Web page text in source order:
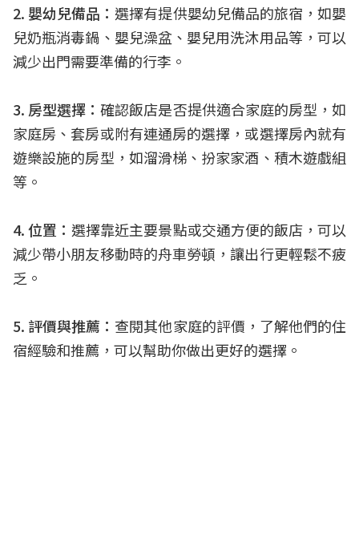
20. 三木森民宿｜瑪利歐主題溜滑梯
21. 吾宅溜滑梯親子民宿｜航海王主題房
台南親子飯店常見問題
台南美食、台南親子景點推薦
2. 嬰幼兒備品： 選擇有提供嬰幼兒備品的旅宿，如嬰
兒奶瓶消毒鍋、嬰兒澡盆、嬰兒用洗沐用品等，可以
減少出門需要準備的行李。
3. 房型選擇：確認飯店是否提供適合家庭的房型，如
家庭房、套房或附有連通房的選擇，或選擇房內就有
遊樂設施的房型，如溜滑梯、扮家家酒、積木遊戲組
等。
4. 位置： 選擇靠近主要景點或交通方便的飯店，可以
減少帶小朋友移動時的舟車勞頓，讓出行更輕鬆不疲
乏。
5. 評價與推薦： 查閱其他家庭的評價，了解他們的住
宿經驗和推薦，可以幫助你做出更好的選擇。